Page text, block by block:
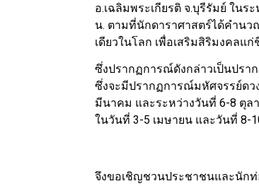
อ.เฉลิมพระเกียรติ จ.บุรีรัมย์ ในร
น. ตามที่นักดาราศาสตร์ได้คำน
เดียวในโลก เพื่อเสริมสิริมงคลแ
ซึ่งปรากฏการณ์ดังกล่าวเป็นปรา
ซึ่งจะมีปรากฏการณ์มหัศจรรย์ดว
มีนาคม และระหว่างวันที่ 6-8 ตุล
ในวันที่ 3-5 เมษายน และวันที่ 8-
จึงขอเชิญชวนประชาชนและนักท่